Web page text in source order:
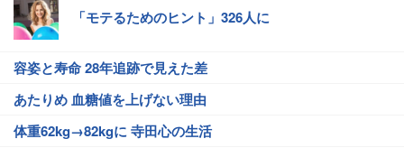
「モテるためのヒント」326人に
容姿と寿命 28年追跡で見えた差
あたりめ 血糖値を上げない理由
体重62kg→82kgに 寺田心の生活